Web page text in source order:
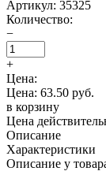
Артикул: 35325
Количество:
−
+
Цена:
Цена: 63.50 руб.
в корзину
Цена
Описание
Характеристики
Описание у